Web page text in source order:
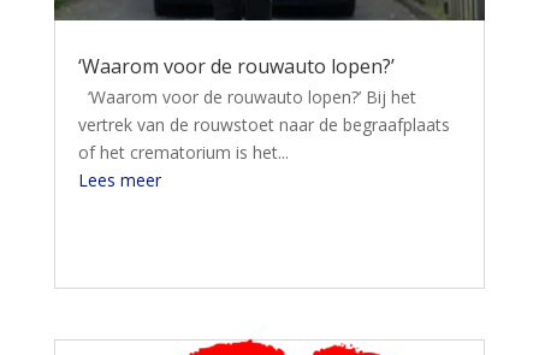
‘Waarom voor de rouwauto lopen?’
‘Waarom voor de rouwauto lopen?’ Bij het
vertrek van de rouwstoet naar de begraafplaats
of het crematorium is het...
Lees meer